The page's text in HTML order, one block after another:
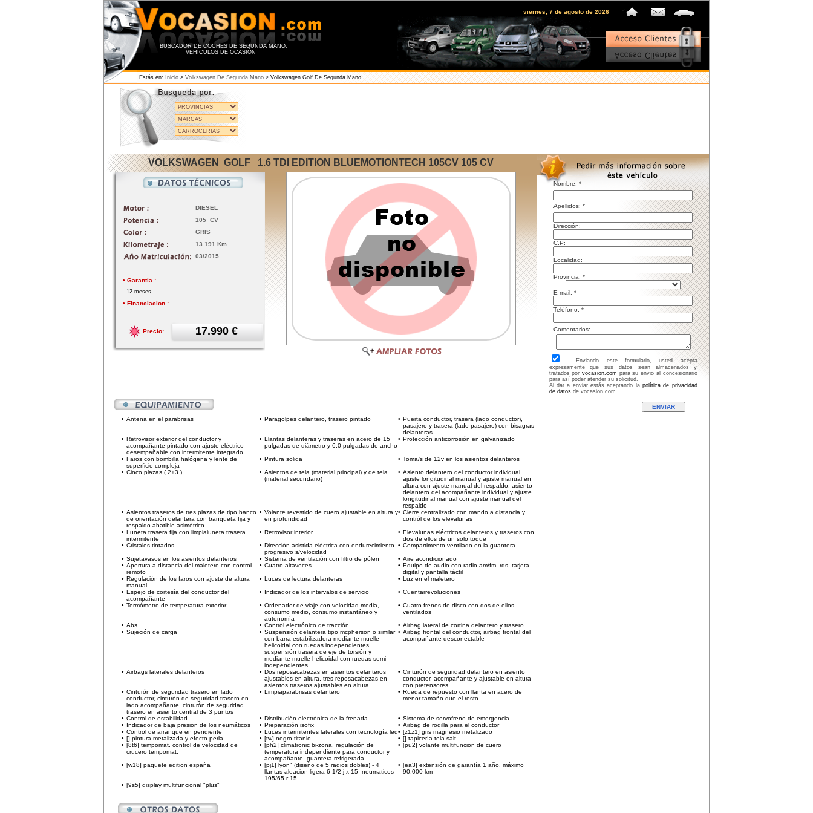
BUSCADOR DE COCHES DE SEGUNDA MANO.
VEHÍCULOS DE OCASIÓN
viernes, 7 de agosto de 2026
Estás en: Inicio > Volkswagen De Segunda Mano > Volkswagen Golf De Segunda Mano
VOLKSWAGEN GOLF 1.6 TDI EDITION BLUEMOTIONTECH 105CV 105 CV
Nombre: *
Apellidos: *
Dirección:
C.P:
Localidad:
Provincia: *
E-mail: *
Teléfono: *
Comentarios:
Enviando este formulario, usted acepta
expresamente que sus datos sean almacenados y
tratados por vocasion.com para su envio al concesionario
para así poder atender su solicitud.
Al dar a enviar estás aceptando la política de privacidad
de datos de vocasion.com.
DIESEL
105 CV
GRIS
13.191 Km
03/2015
• Garantía :
12 meses
• Financiacion :
---
Precio: 17.990 €
• Antena en el parabrisas • Paragolpes delantero, trasero pintado • Puerta conductor, trasera (lado conductor),
pasajero y trasera (lado pasajero) con bisagras
delanteras
• Retrovisor exterior del conductor y
acompañante pintado con ajuste eléctrico
desempañable con intermitente integrado
• Llantas delanteras y traseras en acero de 15
pulgadas de diámetro y 6,0 pulgadas de ancho
• Protección anticorrosión en galvanizado
• Faros con bombilla halógena y lente de
superficie compleja
• Pintura solida • Toma/s de 12v en los asientos delanteros
• Cinco plazas ( 2+3 ) • Asientos de tela (material principal) y de tela
(material secundario)
• Asiento delantero del conductor individual,
ajuste longitudinal manual y ajuste manual en
altura con ajuste manual del respaldo, asiento
delantero del acompañante individual y ajuste
longitudinal manual con ajuste manual del
respaldo
• Asientos traseros de tres plazas de tipo banco
de orientación delantera con banqueta fija y
respaldo abatible asimétrico
• Volante revestido de cuero ajustable en altura y
en profundidad
• Cierre centralizado con mando a distancia y
contról de los elevalunas
• Luneta trasera fija con limpialuneta trasera
intermitente
• Retrovisor interior • Elevalunas eléctricos delanteros y traseros con
dos de ellos de un solo toque
• Cristales tintados • Dirección asistida eléctrica con endurecimiento
progresivo s/velocidad
• Compartimento ventilado en la guantera
• Sujetavasos en los asientos delanteros • Sistema de ventilación con filtro de pólen • Aire acondicionado
• Apertura a distancia del maletero con control
remoto
• Cuatro altavoces • Equipo de audio con radio am/fm, rds, tarjeta
digital y pantalla táctil
• Regulación de los faros con ajuste de altura
manual
• Luces de lectura delanteras • Luz en el maletero
• Espejo de cortesía del conductor del
acompañante
• Indicador de los intervalos de servicio • Cuentarrevoluciones
• Termómetro de temperatura exterior • Ordenador de viaje con velocidad media,
consumo medio, consumo instantáneo y
autonomía
• Cuatro frenos de disco con dos de ellos
ventilados
• Abs • Control electrónico de tracción • Airbag lateral de cortina delantero y trasero
• Sujeción de carga • Suspensión delantera tipo mcpherson o similar
con barra estabilizadora mediante muelle
helicoidal con ruedas independientes,
suspensión trasera de eje de torsión y
mediante muelle helicoidal con ruedas semi-
independientes
• Airbag frontal del conductor, airbag frontal del
acompañante desconectable
• Airbags laterales delanteros • Dos reposacabezas en asientos delanteros
ajustables en altura, tres reposacabezas en
asientos traseros ajustables en altura
• Cinturón de seguridad delantero en asiento
conductor, acompañante y ajustable en altura
con pretensores
• Cinturón de seguridad trasero en lado
conductor, cinturón de seguridad trasero en
lado acompañante, cinturón de seguridad
trasero en asiento central de 3 puntos
• Limpiaparabrisas delantero • Rueda de repuesto con llanta en acero de
menor tamaño que el resto
• Control de estabilidad • Distribución electrónica de la frenada • Sistema de servofreno de emergencia
• Indicador de baja presion de los neumáticos • Preparación isofix • Airbag de rodilla para el conductor
• Control de arranque en pendiente • Luces intermitentes laterales con tecnología led• [z1z1] gris magnesio metalizado
• [] pintura metalizada y efecto perla • [tw] negro titanio • [] tapicería tela salt
• [8t6] tempomat. control de velocidad de
crucero tempomat.
• [ph2] climatronic bi-zona. regulación de
temperatura independiente para conductor y
acompañante, guantera refrigerada
• [pu2] volante multifuncion de cuero
• [w18] paquete edition españa • [pj1] lyon" (diseño de 5 radios dobles) - 4
llantas aleacion ligera 6 1/2 j x 15- neumaticos
195/65 r 15
• [ea3] extensión de garantía 1 año, máximo
90.000 km
• [9s5] display multifuncional "plus"